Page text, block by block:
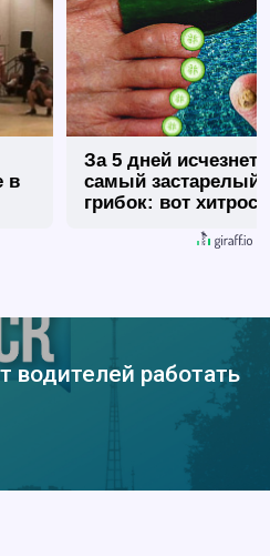
в
За 5 дней исчезнет
самый застарелый
грибок: вот
водителей работать